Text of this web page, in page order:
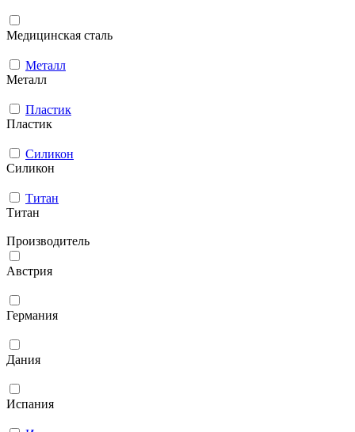
Медицинская сталь
Металл
Металл
Пластик
Пластик
Силикон
Силикон
Титан
Титан
Производитель
Австрия
Германия
Дания
Испания